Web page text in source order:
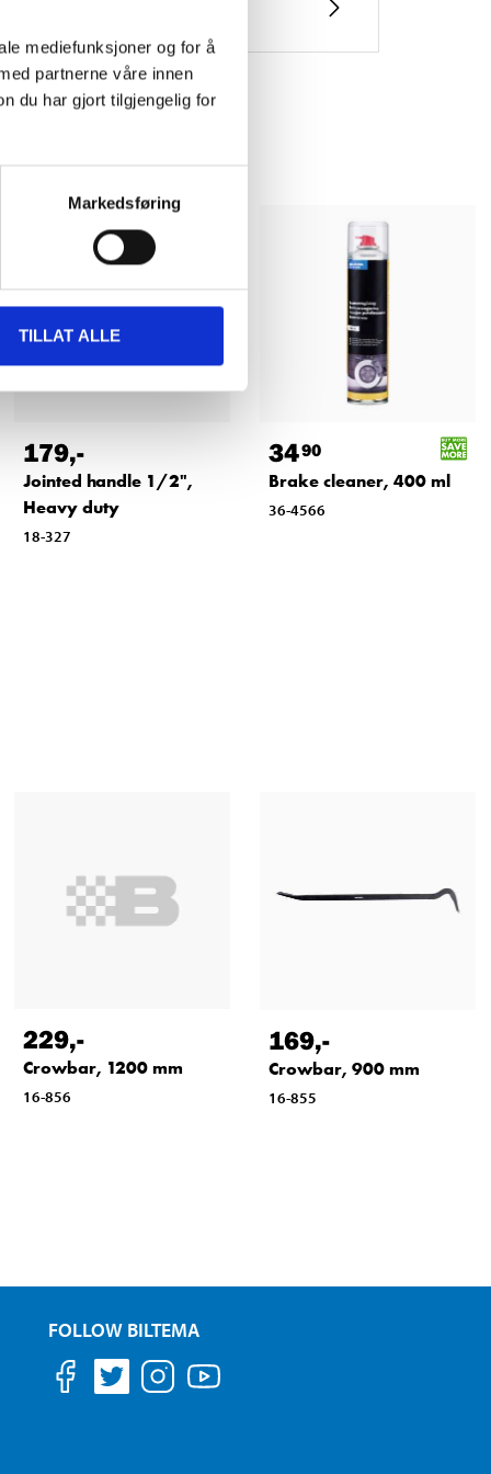
mediefunksjoner og for å
partnerne våre innen
du har gjort tilgjengelig for
Markedsføring
TILLAT ALLE
179,-
Jointed handle 1/2",
Heavy duty
18-327
3490
Brake cleaner, 400 ml
36-4566
229,-
Crowbar, 1200 mm
16-856
169,-
Crowbar, 900 mm
16-855
FOLLOW BILTEMA